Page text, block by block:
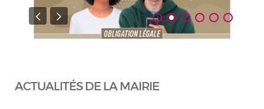
ACTUALITÉS DE LA MAIRIE